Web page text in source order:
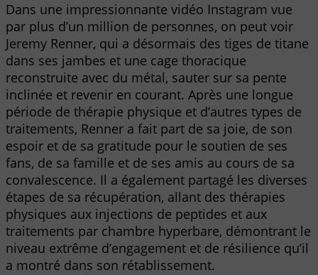
Dans une impressionnante vidéo Instagram vue
par plus d’un million de personnes, on peut voir
Jeremy Renner, qui a désormais des tiges de titane
dans ses jambes et une cage thoracique
reconstruite avec du métal, sauter sur sa pente
inclinée et revenir en courant. Après une longue
période de thérapie physique et d’autres types de
traitements, Renner a fait part de sa joie, de son
espoir et de sa gratitude pour le soutien de ses
fans, de sa famille et de ses amis au cours de sa
convalescence. Il a également partagé les diverses
étapes de sa récupération, allant des thérapies
physiques aux injections de peptides et aux
traitements par chambre hyperbare, démontrant le
niveau extrême d’engagement et de résilience qu’il
a montré dans son rétablissement.